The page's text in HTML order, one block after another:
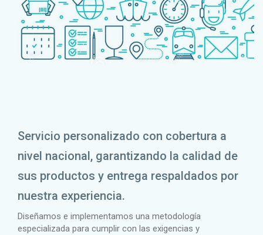
Servicio personalizado con cobertura a
nivel nacional, garantizando la calidad de
sus productos y entrega respaldados por
nuestra experiencia.
Diseñamos e implementamos una metodología
especializada para cumplir con las exigencias y